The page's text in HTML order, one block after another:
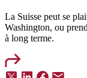
La Suisse peut se
Washington, ou
à long terme.